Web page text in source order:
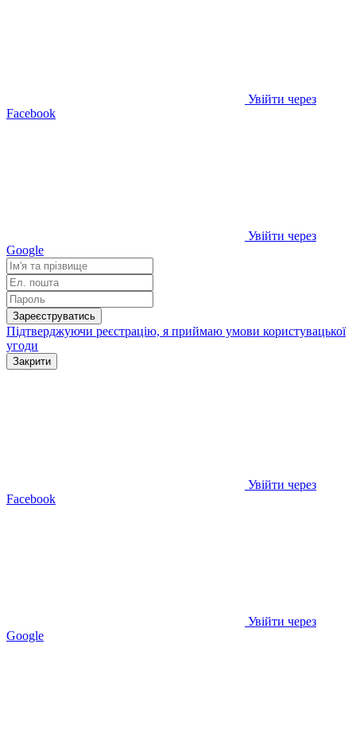
Увійти через
Facebook
Увійти через
Google
Зареєструватись
Підтверджуючи реєстрацію, я приймаю умови користувацької
угоди
Закрити
Увійти через
Facebook
Увійти через
Google